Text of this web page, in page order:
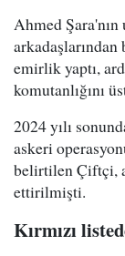
Ahmed Şara'nın
emirlik yaptı,
komutanlığını
2024 yılı
askeri
belirtilen Çiftçi,
ettirilmişti.
Kırmızı